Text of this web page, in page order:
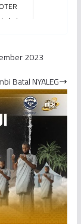
2023
Batal NYALEG